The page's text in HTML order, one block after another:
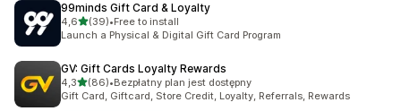
99minds Gift Card & Loyalty
4,6na 5 gwiazdek
(39)
Łączna liczba recenzji: 39
•Free to install
Launch a Physical & Digital Gift Card Program
GV: Gift Cards Loyalty Rewards
4,3na 5 gwiazdek
(86)
Łączna liczba recenzji: 86
•Bezpłatny plan jest dostępny
Gift Card, Giftcard, Store Credit, Loyalty, Referrals, Rewards